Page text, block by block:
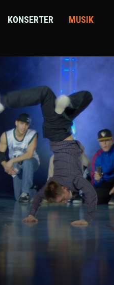
KONSERTER MUSIK